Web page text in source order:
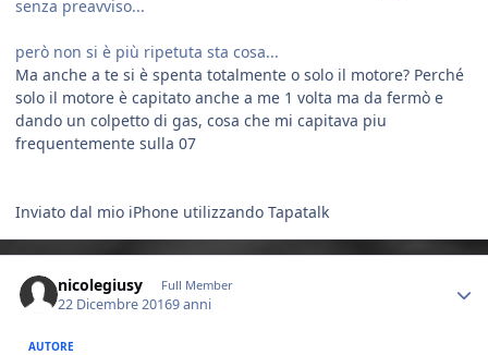
senza preavviso...
però non si è più ripetuta sta cosa...
Ma anche a te si è spenta totalmente o solo il motore? Perché
solo il motore è capitato anche a me 1 volta ma da fermò e
dando un colpetto di gas, cosa che mi capitava piu
frequentemente sulla 07
Inviato dal mio iPhone utilizzando Tapatalk
nicolegiusy Full Member
22 Dicembre 20169 anni
AUTORE